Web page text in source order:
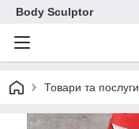
Body Sculptor
Товари та послуги